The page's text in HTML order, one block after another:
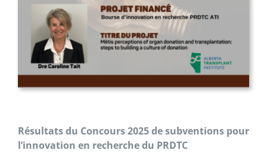
Résultats du Concours 2025 de subventions pour
l’innovation en recherche du PRDTC